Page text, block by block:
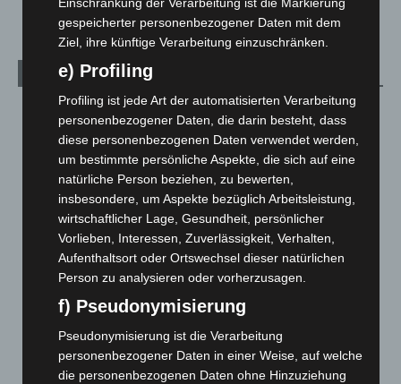
Kategorien
2.797
Corona-News
712
Hannover und Region
5.034
Langenhagen und Ortsteile
3.249
Leserbriefe
Menschen
Über uns
Veranstaltungen
Einschränkung der Verarbeitung ist die Markierung
gespeicherter personenbezogener Daten mit dem
Ziel, ihre künftige Verarbeitung einzuschränken.
e) Profiling
Profiling ist jede Art der automatisierten Verarbeitung
personenbezogener Daten, die darin besteht, dass
diese personenbezogenen Daten verwendet werden,
um bestimmte persönliche Aspekte, die sich auf eine
natürliche Person beziehen, zu bewerten,
insbesondere, um Aspekte bezüglich Arbeitsleistung,
wirtschaftlicher Lage, Gesundheit, persönlicher
Vorlieben, Interessen, Zuverlässigkeit, Verhalten,
Aufenthaltsort oder Ortswechsel dieser natürlichen
Person zu analysieren oder vorherzusagen.
f) Pseudonymisierung
Pseudonymisierung ist die Verarbeitung
personenbezogener Daten in einer Weise, auf welche
die personenbezogenen Daten ohne Hinzuziehung